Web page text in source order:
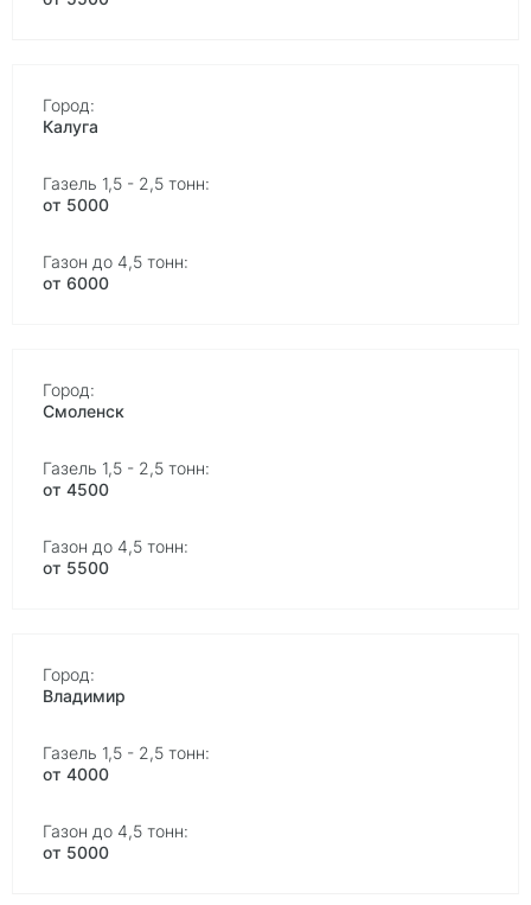
Калуга
от 5000
от 6000
Смоленск
от 4500
от 5500
Владимир
от 4000
от 5000